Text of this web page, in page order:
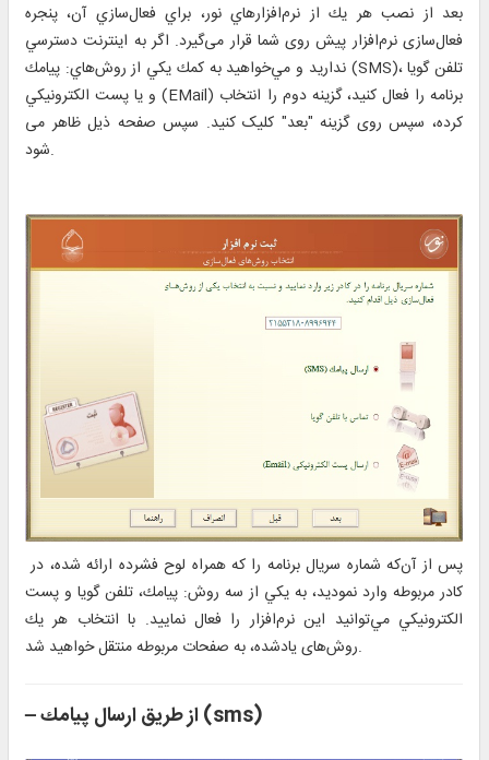
بعد از نصب هر يك از نرم‌افزارهاي نور، براي فعال‌سازي آن، پنجره
فعال‌سازی نرم‌افزار پیش روی شما قرار می‌گیرد. اگر به اينترنت دسترسي
نداريد و مي‌خواهيد به كمك يكي از روش‌هاي: پيامك (SMS)، تلفن گويا
و يا پست الكترونيكي (EMail) برنامه را فعال كنيد،‌ گزينه دوم را انتخاب
کرده، سپس روی گزینه "بعد" کلیک کنید. سپس صفحه ذیل ظاهر می
شود.
پس از آن‌كه شماره سريال برنامه را كه همراه لوح فشرده ارائه شده، در
كادر مربوطه وارد نموديد، به يكي از سه روش: پيامك، تلفن گويا و پست
الكترونيكي مي‌توانيد اين نرم‌افزار را فعال نماييد. با انتخاب هر يك
روش‌های یادشده، به صفحات مربوطه منتقل خواهيد شد.
– از طریق ارسال پيامك (sms)